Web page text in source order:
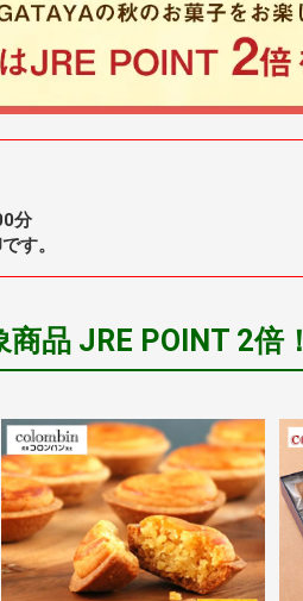
分
す。
商品 JRE POINT 2倍！